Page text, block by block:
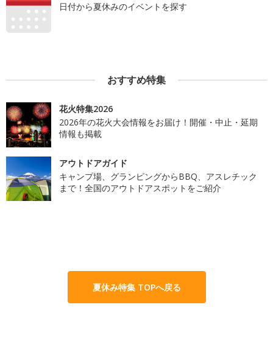
日付から夏休みのイベントを探す
おすすめ特集
花火特集2026
2026年の花火大会情報をお届け！開催・中止・延期
情報も掲載
アウトドアガイド
キャンプ場、グランピングからBBQ、アスレチック
まで！全国のアウトドアスポットをご紹介
夏休み特集 TOPへ戻る